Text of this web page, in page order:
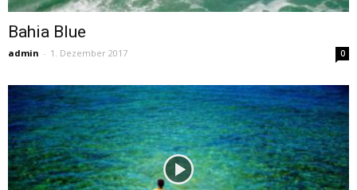
Bahia Blue
admin - 1. Dezember 2017 0